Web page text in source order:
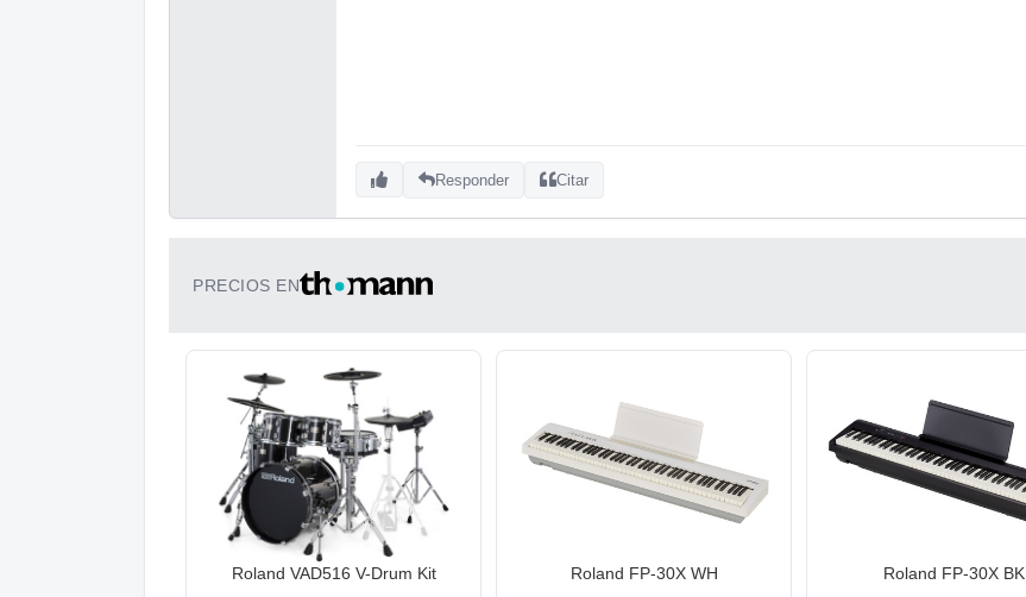
Responder Citar
PRECIOS EN
Roland VAD516 V-Drum Kit Roland FP-30X WH Roland FP-30X BK